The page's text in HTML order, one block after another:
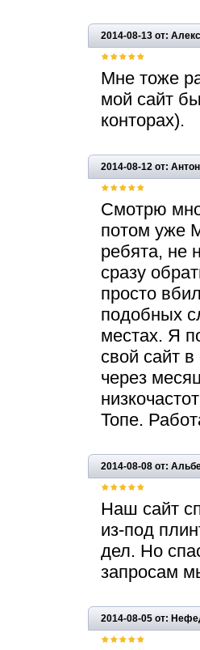
2014-08-13 от: Алекс
Мне тоже
мой сайт
конторах).
2014-08-12 от:
Смотрю
потом уже
ребята, не
сразу
просто
подобных
местах. Я
свой сайт
через
Топе.
2014-08-08 от:
Наш сайт
из-под
дел. Но
запросам
2014-08-05 от: